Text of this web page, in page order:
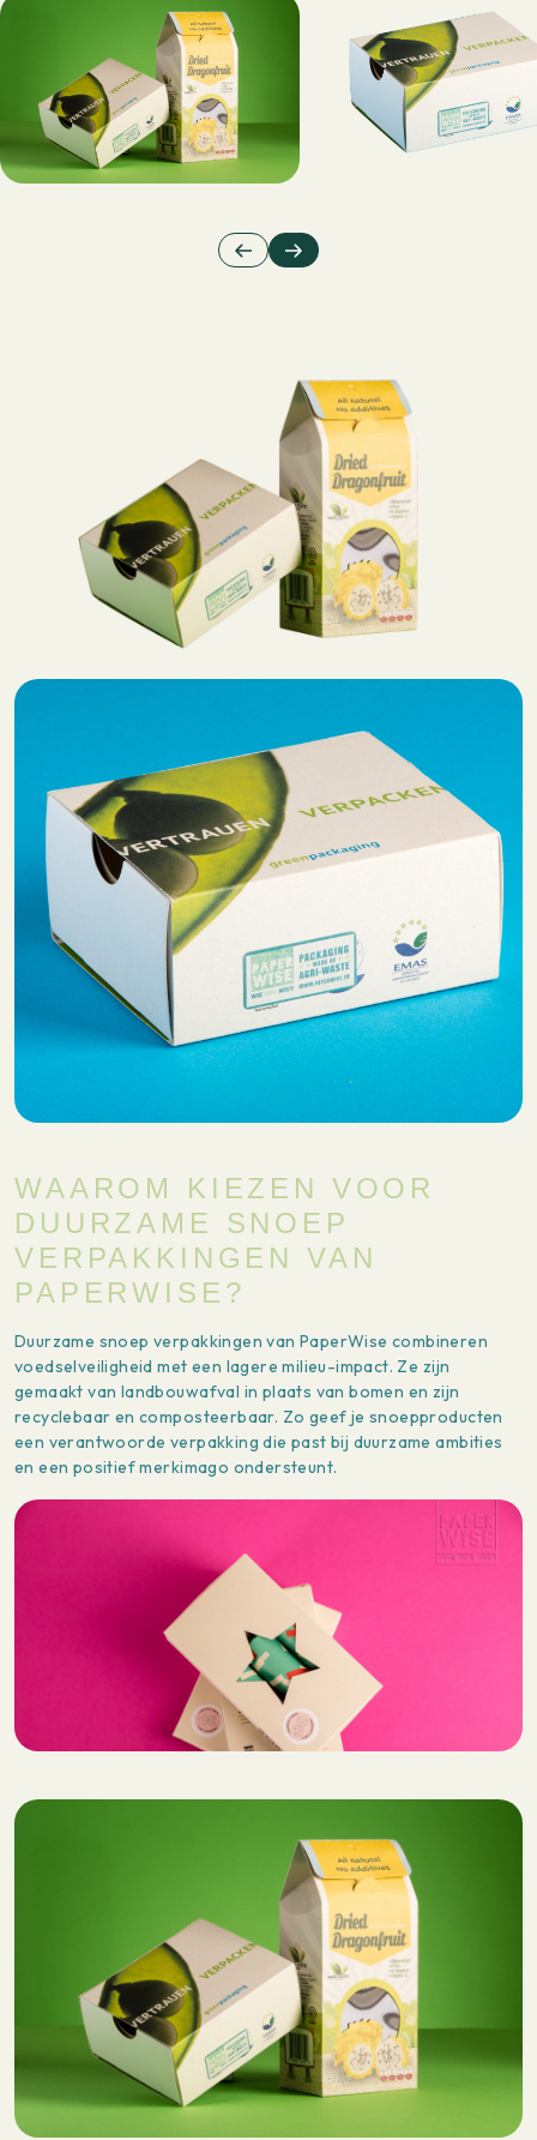
WAAROM KIEZEN VOOR
DUURZAME SNOEP
VERPAKKINGEN VAN
PAPERWISE?
Duurzame snoep verpakkingen van PaperWise combineren
voedselveiligheid met een lagere milieu-impact. Ze zijn
gemaakt van landbouwafval in plaats van bomen en zijn
recyclebaar en composteerbaar. Zo geef je snoepproducten
een verantwoorde verpakking die past bij duurzame ambities
en een positief merkimago ondersteunt.